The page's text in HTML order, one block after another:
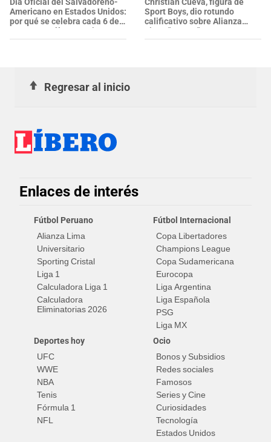
Americano en Estados Unidos:
por qué se celebra cada 6 de
agosto y cuál es su origen
Sport Boys, dio rotundo
calificativo sobre Alianza
Lima: "Es un..."
Regresar al inicio
Enlaces de interés
Fútbol Peruano
Alianza Lima
Universitario
Sporting Cristal
Liga 1
Calculadora Liga 1
Calculadora
Eliminatorias 2026
Fútbol Internacional
Copa Libertadores
Champions League
Copa Sudamericana
Eurocopa
Liga Argentina
Liga Española
PSG
Liga MX
Deportes hoy
UFC
WWE
NBA
Tenis
Fórmula 1
NFL
Ocio
Bonos y Subsidios
Redes sociales
Famosos
Series y Cine
Curiosidades
Tecnología
Estados Unidos